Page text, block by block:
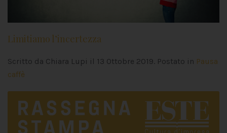
Limitiamo l’incertezza
Scritto da Chiara Lupi il 13 Ottobre 2019. Postato in Pausa
caffè